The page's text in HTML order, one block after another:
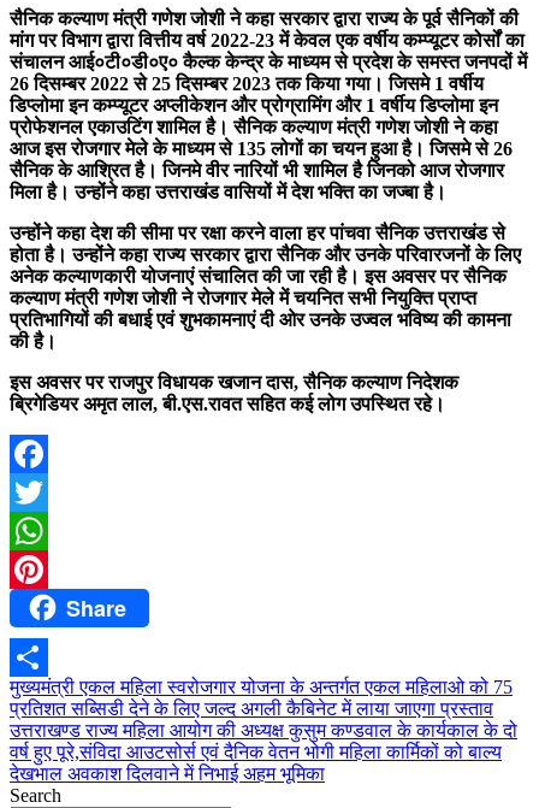
सैनिक कल्याण मंत्री गणेश जोशी ने कहा सरकार द्वारा राज्य के पूर्व सैनिकों की
मांग पर विभाग द्वारा वित्तीय वर्ष 2022-23 में केवल एक वर्षीय कम्प्यूटर कोर्सों का
संचालन आई०टी०डी०ए० कैल्क केन्द्र के माध्यम से प्रदेश के समस्त जनपदों में
26 दिसम्बर 2022 से 25 दिसम्बर 2023 तक किया गया। जिसमे 1 वर्षीय
डिप्लोमा इन कम्प्यूटर अप्लीकेशन और प्रोग्रामिंग और 1 वर्षीय डिप्लोमा इन
प्रोफेशनल एकाउटिंग शामिल है। सैनिक कल्याण मंत्री गणेश जोशी ने कहा
आज इस रोजगार मेले के माध्यम से 135 लोगों का चयन हुआ है। जिसमे से 26
सैनिक के आश्रित है। जिनमे वीर नारियों भी शामिल है जिनको आज रोजगार
मिला है। उन्होंने कहा उत्तराखंड वासियों में देश भक्ति का जज्बा है।
उन्होंने कहा देश की सीमा पर रक्षा करने वाला हर पांचवा सैनिक उत्तराखंड से
होता है। उन्होंने कहा राज्य सरकार द्वारा सैनिक और उनके परिवारजनों के लिए
अनेक कल्याणकारी योजनाएं संचालित की जा रही है। इस अवसर पर सैनिक
कल्याण मंत्री गणेश जोशी ने रोजगार मेले में चयनित सभी नियुक्ति प्राप्त
प्रतिभागियों की बधाई एवं शुभकामनाएं दी ओर उनके उज्वल भविष्य की कामना
की है।
इस अवसर पर राजपुर विधायक खजान दास, सैनिक कल्याण निदेशक
ब्रिगेडियर अमृत लाल, बी.एस.रावत सहित कई लोग उपस्थित रहे।
Facebook
Twitter
WhatsApp
PinterestShare
Share
Post
navigation
मुख्यमंत्री एकल महिला स्वरोजगार योजना के अन्तर्गत एकल महिलाओ को 75
प्रतिशत सब्सिडी देने के लिए जल्द अगली कैबिनेट में लाया जाएगा प्रस्ताव
उत्तराखण्ड राज्य महिला आयोग की अध्यक्ष कुसुम कण्डवाल के कार्यकाल के दो
वर्ष हुए पूरे,संविदा आउटसोर्स एवं दैनिक वेतन भोगी महिला कार्मिकों को बाल्य
देखभाल अवकाश दिलवाने में निभाई अहम भूमिका
Search